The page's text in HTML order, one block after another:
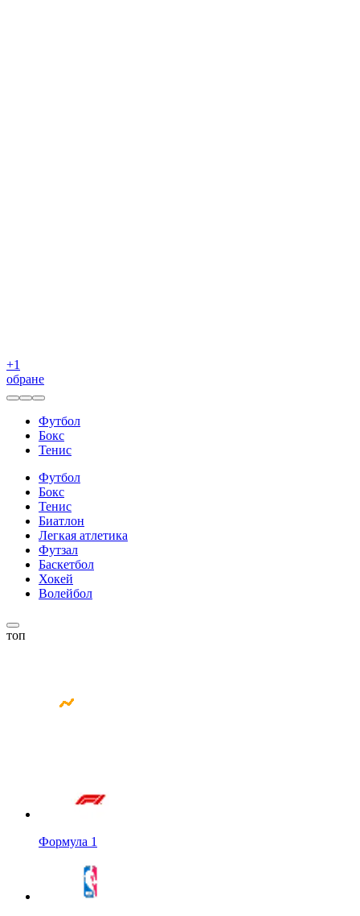
+1
обране
Футбол
Бокс
Тенис
Футбол
Бокс
Тенис
Биатлон
Легкая атлетика
Футзал
Баскетбол
Хокей
Волейбол
топ
Формула 1